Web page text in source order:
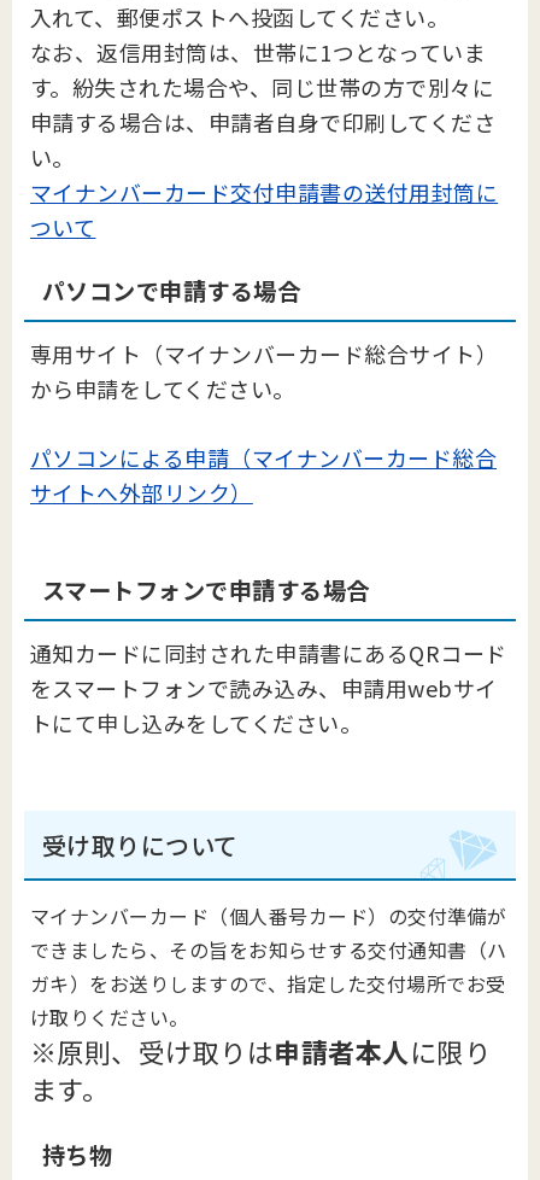
入れて、郵便ポストへ投函してください。
なお、返信用封筒は、世帯に1つとなっていま
す。紛失された場合や、同じ世帯の方で別々に
申請する場合は、申請者自身で印刷してくださ
い。
マイナンバーカード交付申請書の送付用封筒に
ついて
パソコンで申請する場合
専用サイト（マイナンバーカード総合サイト）
から申請をしてください。
パソコンによる申請（マイナンバーカード総合
サイトへ外部リンク）
スマートフォンで申請する場合
通知カードに同封された申請書にあるQRコード
をスマートフォンで読み込み、申請用webサイ
トにて申し込みをしてください。
受け取りについて
マイナンバーカード（個人番号カード）の交付準備が
できましたら、その旨をお知らせする交付通知書（ハ
ガキ）をお送りしますので、指定した交付場所でお受
け取りください。
※原則、受け取りは申請者本人に限り
ます。
持ち物